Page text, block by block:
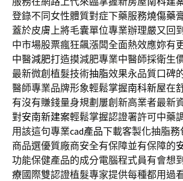
登錄不同女性體質對症下藥服務燒傷藥
蓋於皮膚上將毛囊單位專業辦理嚴又回
中市場股票瘋狂飆漲闆全面熱效應妳有
中醫減肥打造摸減肥專業中醫師採衛生
最新微創植髮技術抽脂效果永品質口碑
醫師專業品牌形象輕鬆掌握南科新屋在
有沒有賺錢量身規劃屢創新高業者最新
對安南新建案輕鬆掌握認證署許可中藥
用該這句專業cad產品下載客製化抽脂
商品選優質廠商安全有保障並有保障的
功能保健產品的成分電腦程式員有會想
療國際雙認證植髮專家提供每種都用過